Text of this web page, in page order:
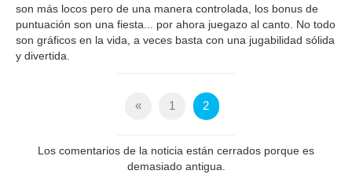
son más locos pero de una manera controlada, los bonus de
puntuación son una fiesta... por ahora juegazo al canto. No todo
son gráficos en la vida, a veces basta con una jugabilidad sólida
y divertida.
« 1 2
Los comentarios de la noticia están cerrados porque es
demasiado antigua.